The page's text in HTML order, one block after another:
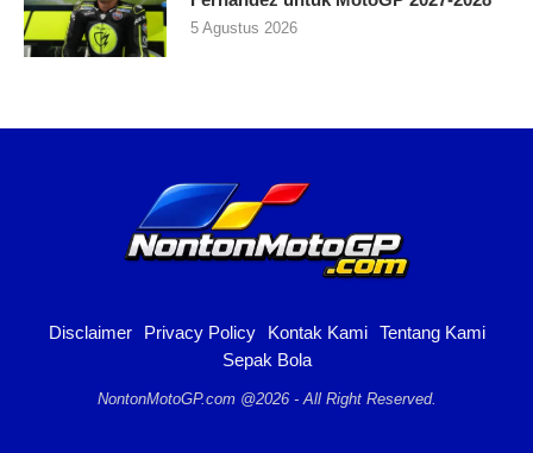
5 Agustus 2026
Disclaimer Privacy Policy Kontak Kami
Tentang Kami
Sepak Bola
NontonMotoGP.com @2026 - All Right Reserved.